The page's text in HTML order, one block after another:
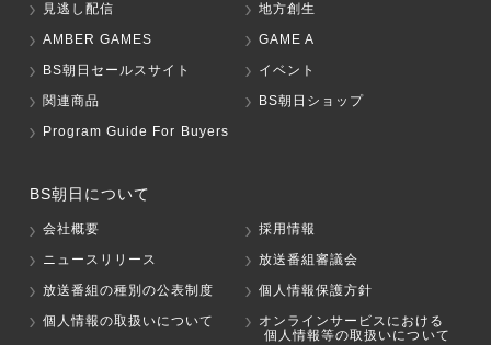
見逃し配信
地方創生
AMBER GAMES
GAME A
BS朝日セールスサイト
イベント
関連商品
BS朝日ショップ
Program Guide For Buyers
BS朝日について
会社概要
採用情報
ニュースリリース
放送番組審議会
放送番組の種別の公表制度
個人情報保護方針
個人情報の取扱いについて
オンラインサービスにおける
個人情報等の取扱いについて